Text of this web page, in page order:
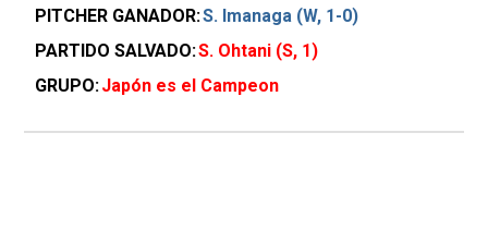
PITCHER GANADOR S. Imanaga (W, 1-0)
PARTIDO SALVADO S. Ohtani (S, 1)
GRUPO Japón es el Campeon